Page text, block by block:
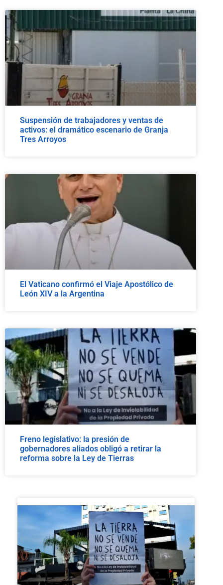
Suspensión de trabajadores y ventas de
activos: el dramático escenario de Granja
Tres Arroyos
El Vaticano confirmó el Viaje Apostólico de
León XIV a la Argentina
Freno legislativo: la presión de
gobernadores aliados obligó a retirar la
reforma sobre la Ley de Tierras